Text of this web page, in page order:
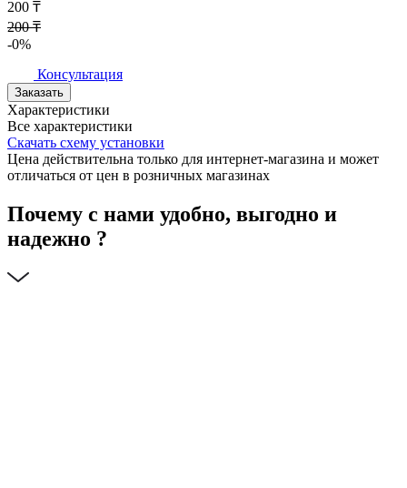
200 ₸
200 ₸
-0%
Консультация
Заказать
Характеристики
Все характеристики
Скачать схему установки
Цена действительна только для интернет-магазина и может
отличаться от цен в розничных магазинах
Почему с нами удобно, выгодно и
надежно ?